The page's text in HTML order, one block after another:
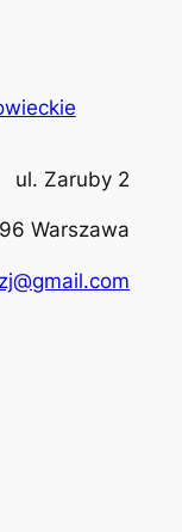
ul. Zaruby 2
Warszawa